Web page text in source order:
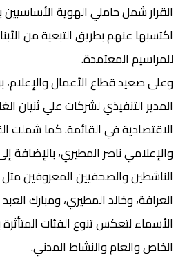
القرار شمل حاملي الهوية
اكتسبها عنهم بطريق التبعية من
للمراسيم المعتمدة.
وعلى صعيد قطاع الأعمال والإعلام،
المدير التنفيذي لشركات علي ثنيان
الاقتصادية في القائمة. كما شملت
والإعلامي ناصر المطيري،
الناشطين والصحفيين المعروفين مثل
العرافة، وخالد المطيري، ومبارك
الأسماء لتعكس تنوع الفئات المتأثرة
الخاص والعام والنشاط المدني.